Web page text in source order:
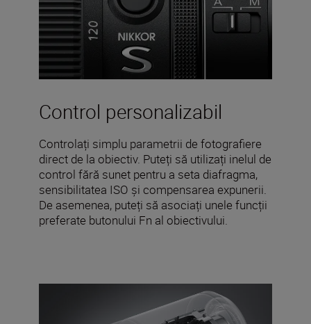
Control personalizabil
Controlați simplu parametrii de fotografiere
direct de la obiectiv. Puteți să utilizați inelul de
control fără sunet pentru a seta diafragma,
sensibilitatea ISO și compensarea expunerii.
De asemenea, puteți să asociați unele funcții
preferate butonului Fn al obiectivului.